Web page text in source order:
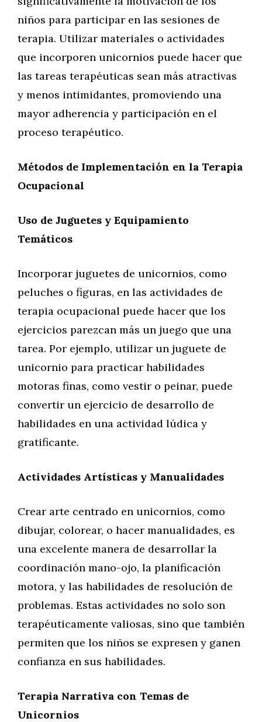
niños para participar en las sesiones de
terapia. Utilizar materiales o actividades
que incorporen unicornios puede hacer que
las tareas terapéuticas sean más atractivas
y menos intimidantes, promoviendo una
mayor adherencia y participación en el
proceso terapéutico.
Métodos de Implementación en la Terapia
Ocupacional
Uso de Juguetes y Equipamiento
Temáticos
Incorporar juguetes de unicornios, como
peluches o figuras, en las actividades de
terapia ocupacional puede hacer que los
ejercicios parezcan más un juego que una
tarea. Por ejemplo, utilizar un juguete de
unicornio para practicar habilidades
motoras finas, como vestir o peinar, puede
convertir un ejercicio de desarrollo de
habilidades en una actividad lúdica y
gratificante.
Actividades Artísticas y Manualidades
Crear arte centrado en unicornios, como
dibujar, colorear, o hacer manualidades, es
una excelente manera de desarrollar la
coordinación mano-ojo, la planificación
motora, y las habilidades de resolución de
problemas. Estas actividades no solo son
terapéuticamente valiosas, sino que también
permiten que los niños se expresen y ganen
confianza en sus habilidades.
Terapia Narrativa con Temas de
Unicornios